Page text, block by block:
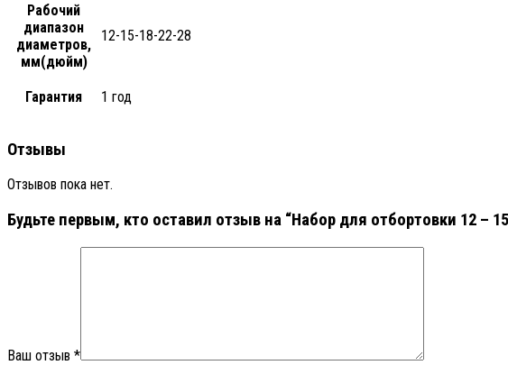
Рабочий
диапазон
диаметров,
мм(дюйм)
12-15-18-22-28
Гарантия 1 год
Отзывы
Отзывов пока нет.
Будьте первым, кто оставил отзыв на “Набор для отбортовки 12 –
Ваш отзыв *